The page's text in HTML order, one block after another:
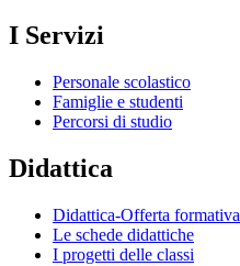
I Servizi
Personale scolastico
Famiglie e studenti
Percorsi di studio
Didattica
Didattica-Offerta formativa
Le schede didattiche
I progetti delle classi